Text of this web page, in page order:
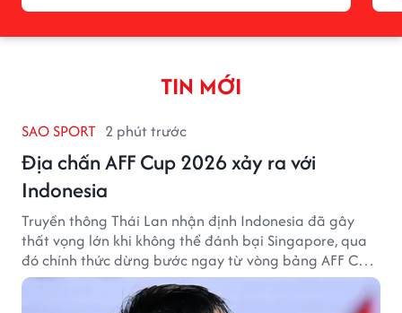
TIN MỚI
SAO SPORT 2 phút trước
Địa chấn AFF Cup 2026 xảy ra với
Indonesia
Truyền thông Thái Lan nhận định Indonesia đã gây
thất vọng lớn khi không thể đánh bại Singapore, qua
đó chính thức dừng bước ngay từ vòng bảng AFF Cup
2026.